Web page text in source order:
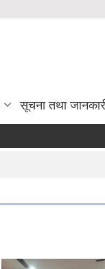
सूचना तथा